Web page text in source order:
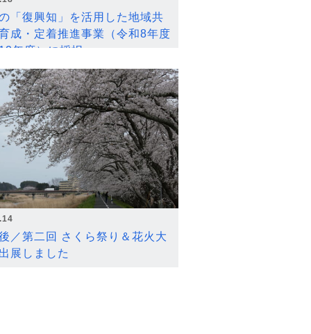
「復興知」を活用した地域共
成・定着推進事業（令和8年度
年度）に採択
／第二回 さくら祭り＆花火大
展しました